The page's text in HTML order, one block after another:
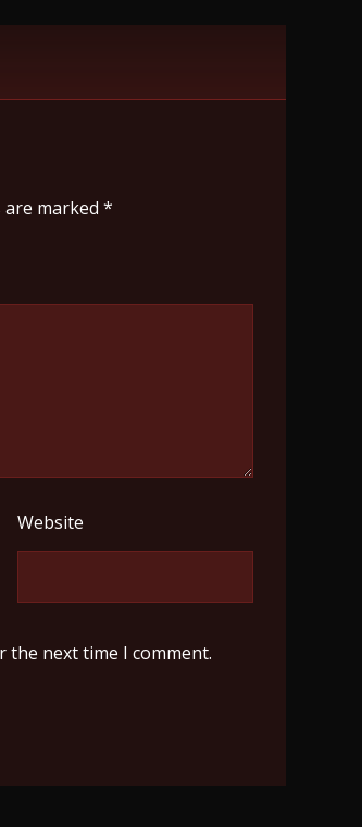
are marked *
Website
the next time I comment.